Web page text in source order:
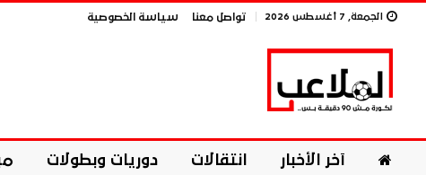
الجمعة, 7 أغسطس 2026 تواصل معنا سياسة الخصوصية
آخر الأخبار انتقالات دوريات وبطولات